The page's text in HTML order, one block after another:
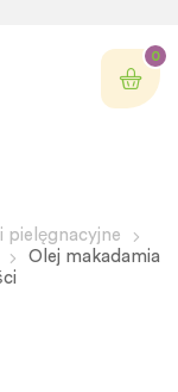
0
pielęgnacyjne
Olej makadamia